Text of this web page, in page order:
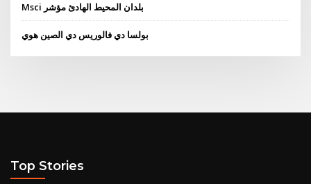
Msci بلدان المحيط الهادئ مؤشر
بولسا دي فالوريس دي الصين هوي
Top Stories